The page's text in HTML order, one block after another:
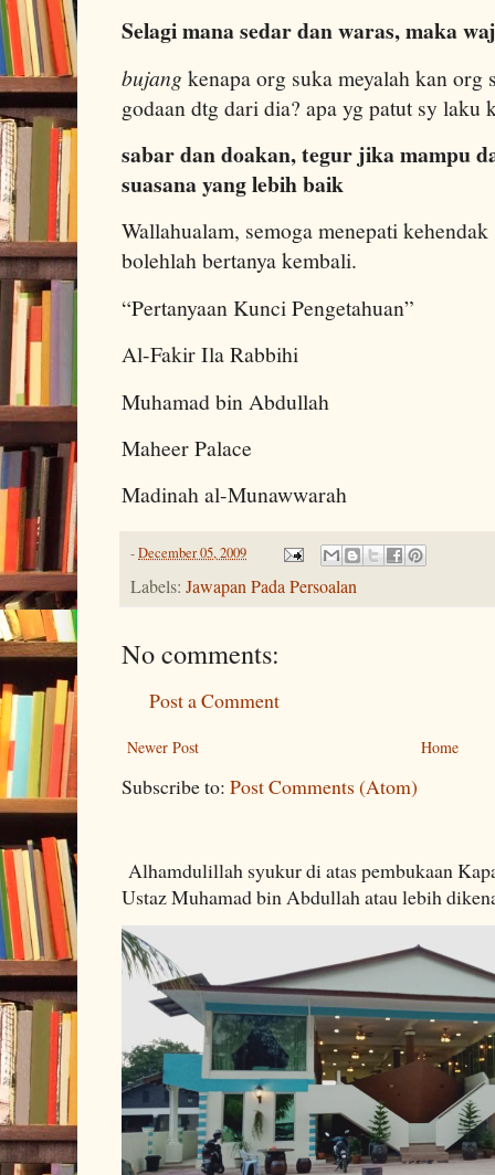
Selagi mana sedar dan waras, maka
bujangkenapa org suka meyalah kan org
godaan dtg dari dia? apa yg patut sy
sabar dan doakan, tegur jika mampu
suasana yang lebih baik
Wallahualam, semoga menepati
bolehlah bertanya kembali.
“Pertanyaan Kunci Pengetahuan”
Al-Fakir Ila Rabbihi
Muhamad bin Abdullah
Maheer Palace
Madinah al-Munawwarah
-December 05, 2009
Labels: Jawapan Pada Persoalan
No comments:
Post a Comment
Newer Post Home
Subscribe to: Post Comments (Atom)
Alhamdulillah syukur di atas pembukaan
Ustaz Muhamad bin Abdullah atau lebih